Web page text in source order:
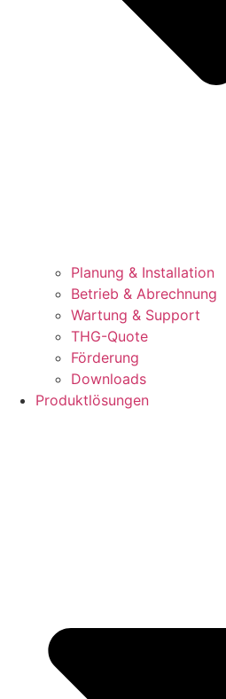
Planung & Installation
Betrieb & Abrechnung
Wartung & Support
THG-Quote
Förderung
Downloads
Produktlösungen